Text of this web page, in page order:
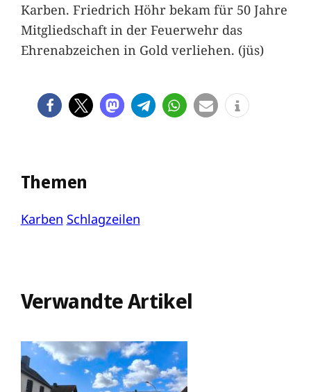
Karben. Friedrich Höhr bekam für 50 Jahre
Mitgliedschaft in der Feuerwehr das
Ehrenabzeichen in Gold verliehen. (jüs)
Themen
Karben Schlagzeilen
Verwandte Artikel